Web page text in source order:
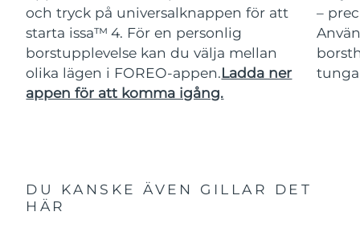
och tryck på universalknappen för att
starta issa™ 4. För en personlig
borstupplevelse kan du välja mellan
olika lägen i FOREO-appen.Ladda ner
appen för att komma igång.
–
DU KANSKE ÄVEN GILLAR DET
HÄR